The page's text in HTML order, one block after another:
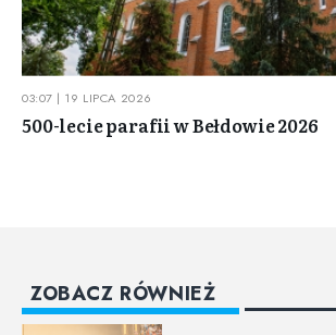
03:07 | 19 LIPCA 2026
500-lecie parafii w Bełdowie 2026
ZOBACZ RÓWNIEŻ